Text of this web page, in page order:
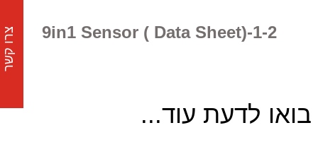
9in1 Sensor ( Data Sheet)-1-2
בואו לדעת עוד...
צרו קשר